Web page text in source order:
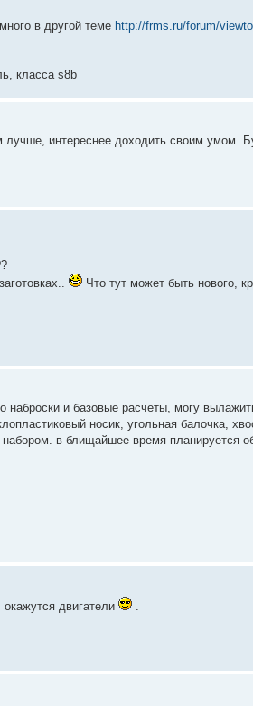
в другой теме http://frms.ru/forum/
класса s8b
интереснее доходить своим умом.
Что тут может быть нового,
наброски и базовые расчеты, могу
носик, угольная балочка,
в блищайшее время планируется
двигатели .